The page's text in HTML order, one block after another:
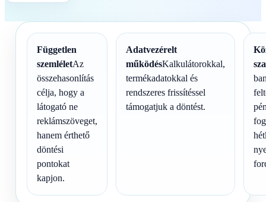
Független
szemléletAz
összehasonlítás
célja, hogy a
látogató ne
reklámszöveget,
hanem érthető
döntési
pontokat
kapjon.
Adatvezérelt
működésKalkulátorokkal,
termékadatokkal és
rendszeres frissítéssel
támogatjuk a döntést.